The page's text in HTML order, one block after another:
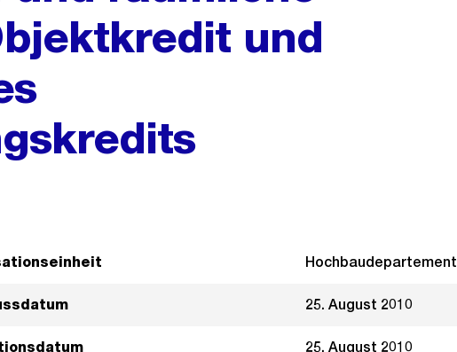
und
Hochbaudepartement
25. August 2010
25. August 2010